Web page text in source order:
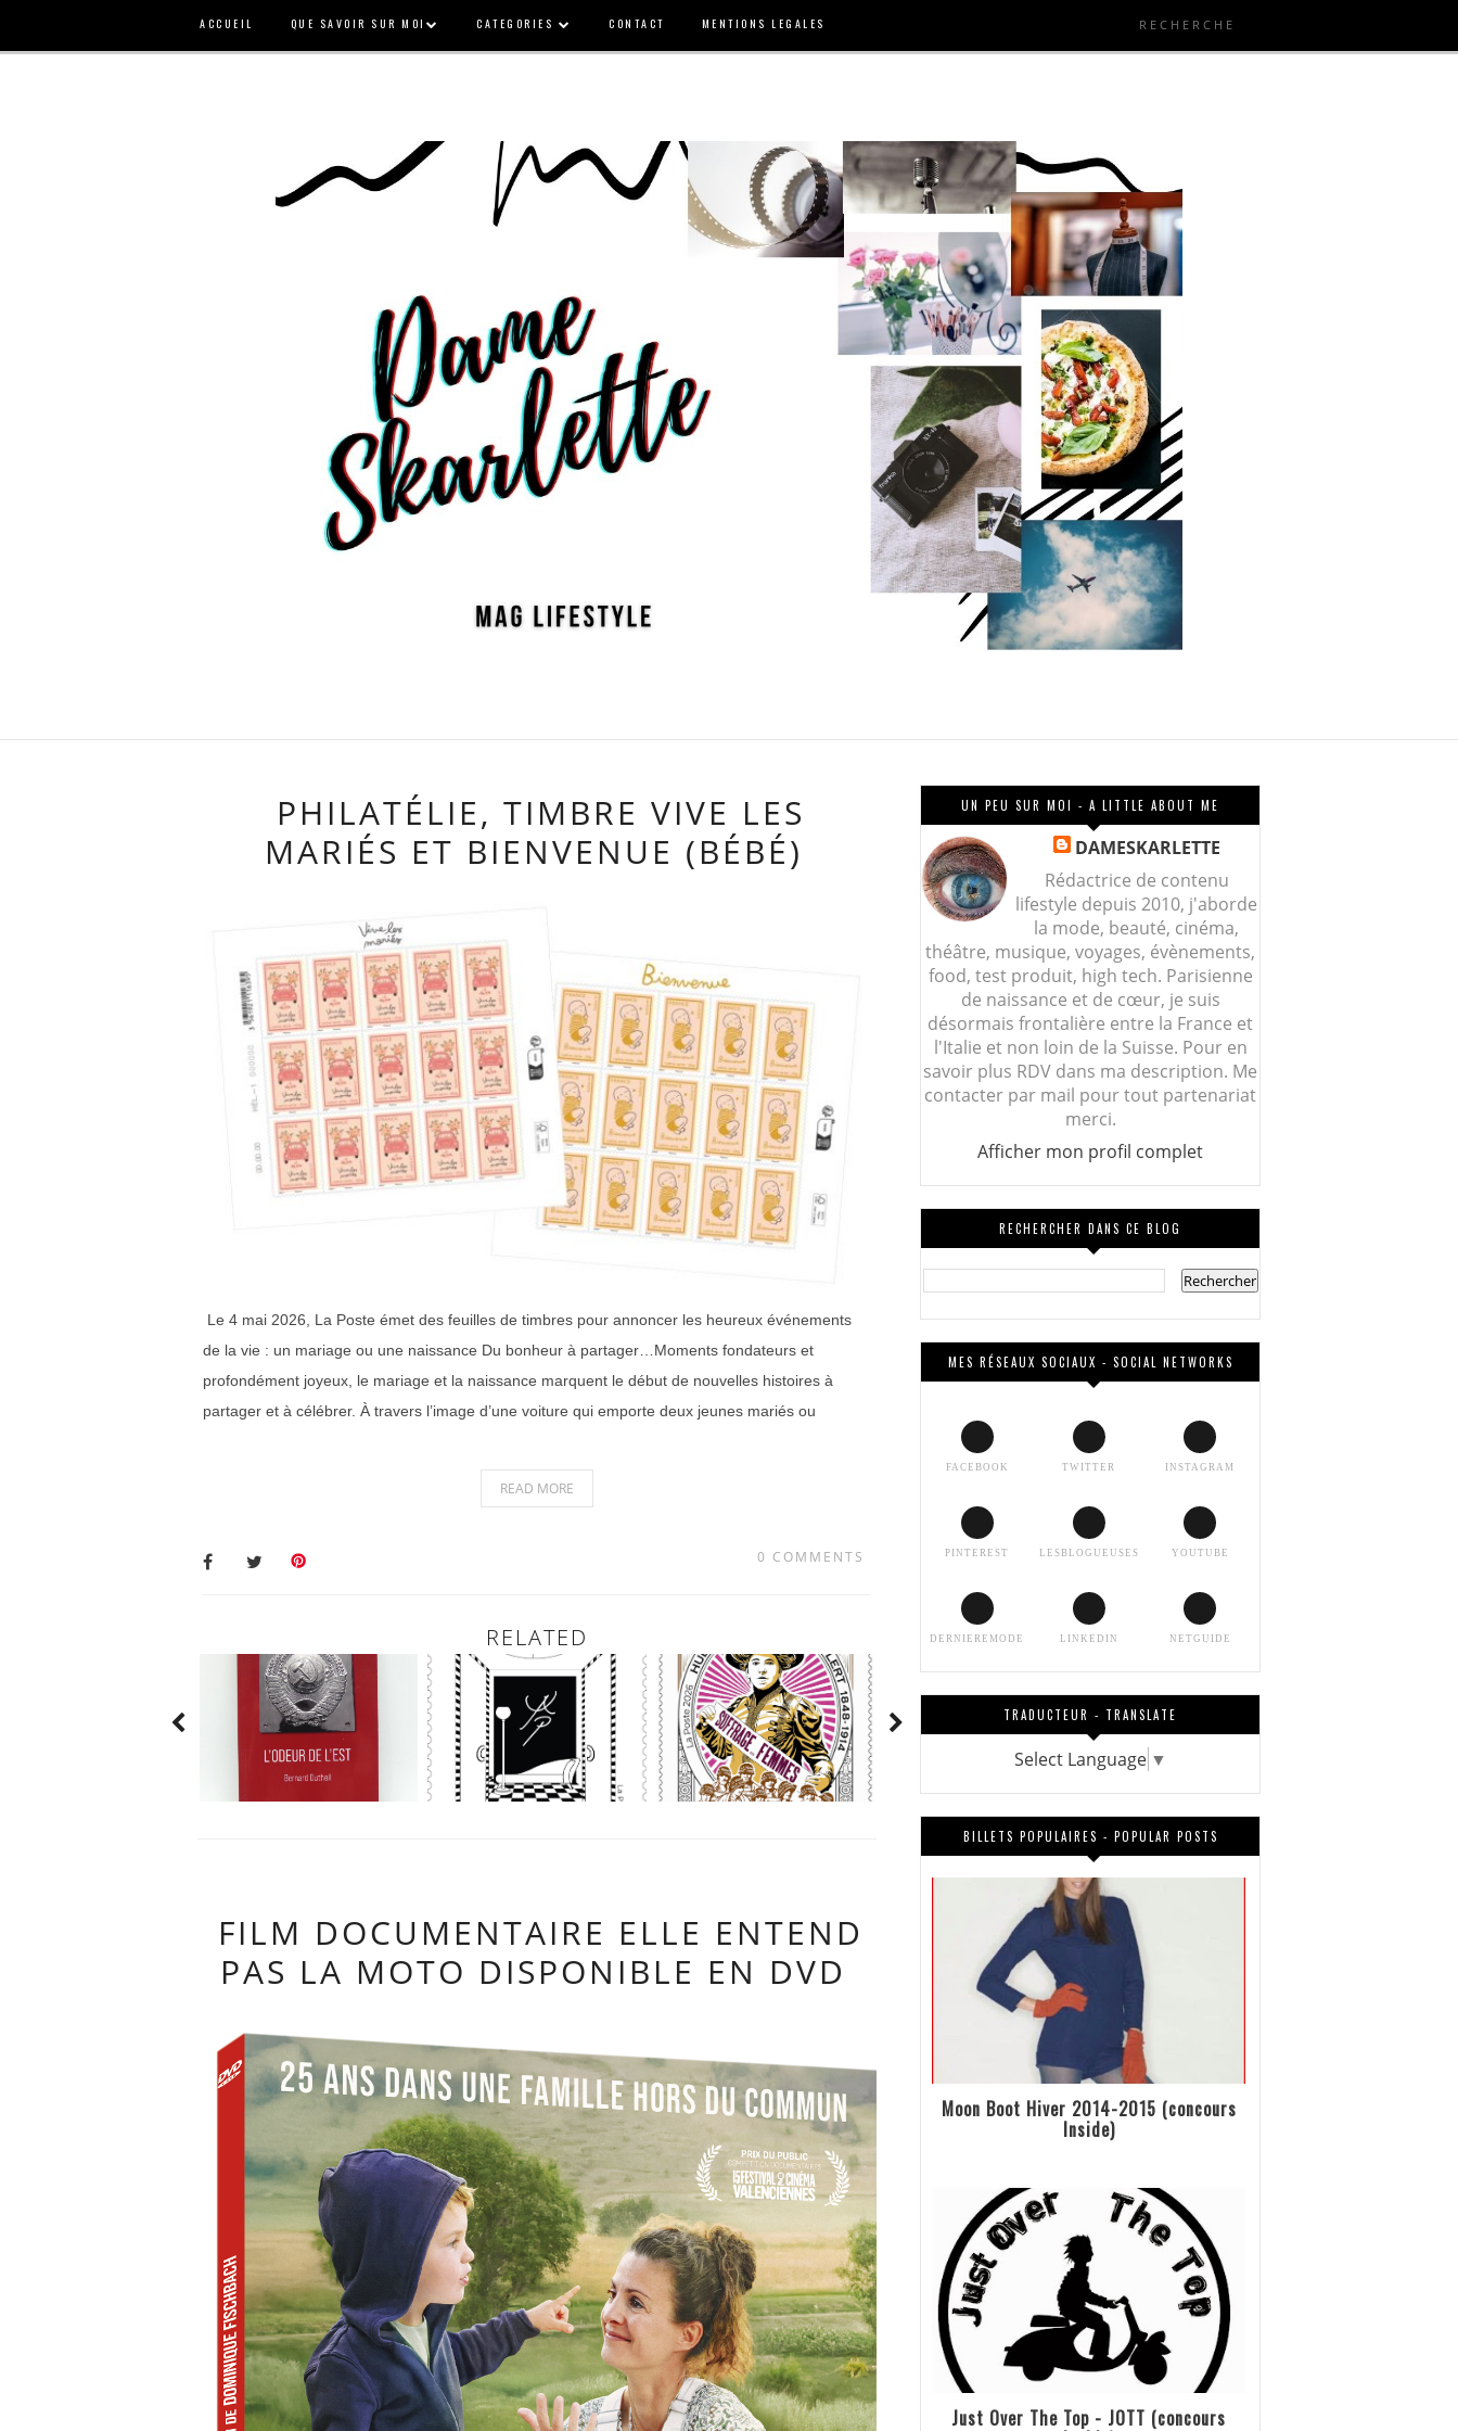
ACCUEIL QUE SAVOIR SUR MOI CATEGORIES CONTACT MENTIONS LEGALES
PHILATÉLIE, TIMBRE VIVE LES
MARIÉS ET BIENVENUE (BÉBÉ)
Le 4 mai 2026, La Poste émet des feuilles de timbres pour annoncer les heureux événements
de la vie : un mariage ou une naissance Du bonheur à partager…Moments fondateurs et
profondément joyeux, le mariage et la naissance marquent le début de nouvelles histoires à
partager et à célébrer. À travers l’image d’une voiture qui emporte deux jeunes mariés ou
READ MORE
0 COMMENTS
RELATED
FILM DOCUMENTAIRE ELLE ENTEND
PAS LA MOTO DISPONIBLE EN DVD
UN PEU SUR MOI - A LITTLE ABOUT ME
DAMESKARLETTE
Rédactrice de contenu
lifestyle depuis 2010, j'aborde
la mode, beauté, cinéma,
théâtre, musique, voyages, évènements,
food, test produit, high tech. Parisienne
de naissance et de cœur, je suis
désormais frontalière entre la France et
l'Italie et non loin de la Suisse. Pour en
savoir plus RDV dans ma description. Me
contacter par mail pour tout partenariat
merci.
Afficher mon profil complet
RECHERCHER DANS CE BLOG
MES RÉSEAUX SOCIAUX - SOCIAL NETWORKS
FACEBOOK TWITTER INSTAGRAM
PINTEREST LESBLOGUEUSES YOUTUBE
DERNIEREMODE LINKEDIN NETGUIDE
TRADUCTEUR - TRANSLATE
Select Language ▼
BILLETS POPULAIRES - POPULAR POSTS
Moon Boot Hiver 2014-2015 (concours
Inside)
Just Over The Top - JOTT (concours